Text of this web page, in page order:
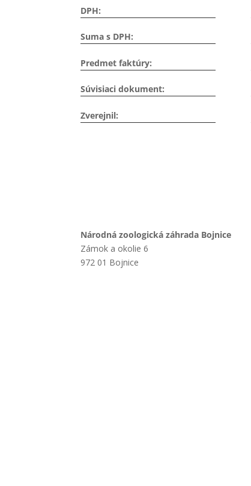
DPH:
Suma s DPH:
Predmet faktúry:
Súvisiaci dokument:
Zverejnil:
Národná zoologická záhrada Bojnice
Zámok a okolie 6
972 01 Bojnice